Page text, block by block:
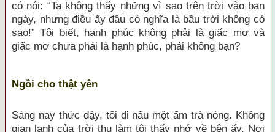
có nói: “Ta không thấy những vì sao trên trời vào ban
ngày, nhưng điều ấy đâu có nghĩa là bầu trời không có
sao!” Tôi biết, hạnh phúc không phải là giấc mơ và
giấc mơ chưa phải là hạnh phúc, phải không bạn?
Ngồi cho thật yên
Sáng nay thức dậy, tôi đi nấu một ấm trà nóng. Không
gian lạnh của trời thu làm tôi thấy nhớ về bên ấy. Nơi